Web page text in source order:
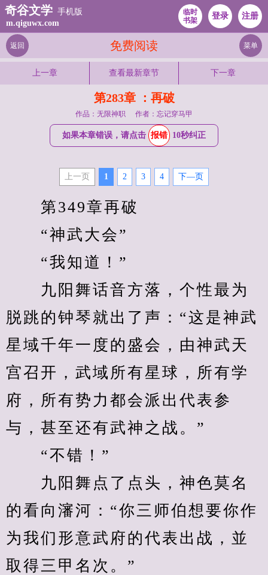
奇谷文学 手机版
m.qiguwx.com
临时
书架
登录 注册
免费阅读
返回 菜单
上一章 查看最新章节 下一章
第283章 ：再破
作品：无限神职 作者：忘记穿马甲
如果本章错误，请点击 报错 10秒纠正
上一页 1 2 3 4 下—页
第349章再破
“神武大会”
“我知道！”
九阳舞话音方落，个性最为
脱跳的钟琴就出了声：“这是神武
星域千年一度的盛会，由神武天
宫召开，武域所有星球，所有学
府，所有势力都会派出代表参
与，甚至还有武神之战。”
“不错！”
九阳舞点了点头，神色莫名
的看向瀋河：“你三师伯想要你作
为我们形意武府的代表出战，並
取得三甲名次。”